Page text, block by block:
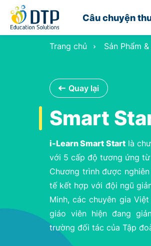
Câu chuyện
Trang chủ Sản Phẩm
Quay lại
Smart
i-Learn Smart Startlà
với 5 cấp độ tương ứng
Chương trình được
tế kết hợp với đội ngũ
Minh, các chuyên gia
giáo viên hiện đang
trường đối tác của Tập